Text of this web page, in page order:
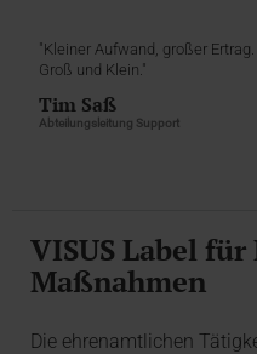
"Kleiner Aufwand, großer
Groß und Klein."
Tim Saß
Abteilungsleitung Support
VISUS Label
Maßnahmen
Die ehrenamtlichen